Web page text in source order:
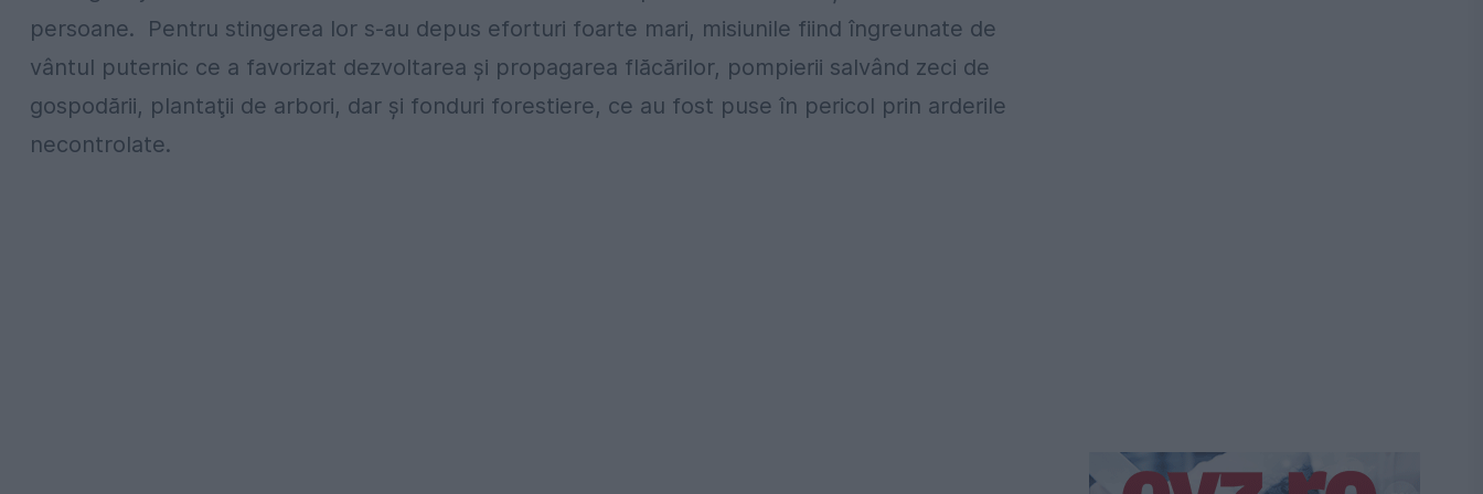
persoane. Pentru stingerea lor s-au depus eforturi foarte mari, misiunile fiind îngreunate de
vântul puternic ce a favorizat dezvoltarea şi propagarea flăcărilor, pompierii salvând zeci de
gospodării, plantaţii de arbori, dar şi fonduri forestiere, ce au fost puse în pericol prin arderile
necontrolate.